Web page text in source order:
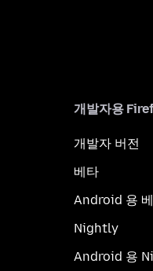
개발자용
개발자 버전
베타
Android 용
Nightly
Android 용